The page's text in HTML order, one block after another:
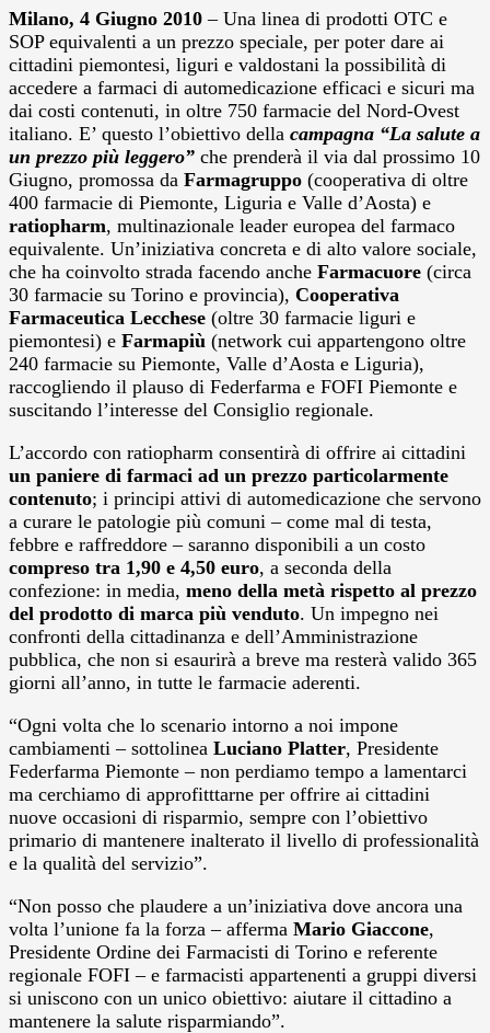
Milano, 4 Giugno 2010– Una linea di prodotti OTC e
SOP equivalenti a un prezzo speciale, per poter dare ai
cittadini piemontesi, liguri e valdostani la possibilità di
accedere a farmaci di automedicazione efficaci e sicuri ma
dai costi contenuti, in oltre 750 farmacie del Nord-Ovest
italiano. E’ questo l’obiettivo della campagna “La salute a
un prezzo più leggero” che prenderà il via dal prossimo 10
Giugno, promossa da Farmagruppo (cooperativa di oltre
400 farmacie di Piemonte, Liguria e Valle d’Aosta) e
ratiopharm, multinazionale leader europea del farmaco
equivalente. Un’iniziativa concreta e di alto valore sociale,
che ha coinvolto strada facendo anche Farmacuore (circa
30 farmacie su Torino e provincia), Cooperativa
Farmaceutica Lecchese (oltre 30 farmacie liguri e
piemontesi) e Farmapiù (network cui appartengono oltre
240 farmacie su Piemonte, Valle d’Aosta e Liguria),
raccogliendo il plauso di Federfarma e FOFI Piemonte e
suscitando l’interesse del Consiglio regionale.
L’accordo con ratiopharm consentirà di offrire ai cittadini
un paniere di farmaci ad un prezzo particolarmente
contenuto; i principi attivi di automedicazione che servono
a curare le patologie più comuni – come mal di testa,
febbre e raffreddore – saranno disponibili a un costo
compreso tra 1,90 e 4,50 euro, a seconda della
confezione: in media, meno della metà rispetto al prezzo
del prodotto di marca più venduto. Un impegno nei
confronti della cittadinanza e dell’Amministrazione
pubblica, che non si esaurirà a breve ma resterà valido 365
giorni all’anno, in tutte le farmacie aderenti.
“Ogni volta che lo scenario intorno a noi impone
cambiamenti – sottolinea Luciano Platter, Presidente
Federfarma Piemonte – non perdiamo tempo a lamentarci
ma cerchiamo di approfitttarne per offrire ai cittadini
nuove occasioni di risparmio, sempre con l’obiettivo
primario di mantenere inalterato il livello di professionalità
e la qualità del servizio”.
“Non posso che plaudere a un’iniziativa dove ancora una
volta l’unione fa la forza – afferma Mario Giaccone,
Presidente Ordine dei Farmacisti di Torino e referente
regionale FOFI – e farmacisti appartenenti a gruppi diversi
si uniscono con un unico obiettivo: aiutare il cittadino a
mantenere la salute risparmiando”.